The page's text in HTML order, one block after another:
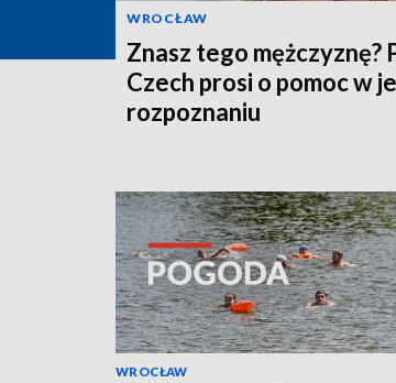
WROCŁAW
Znasz tego mężczyznę?
Czech prosi o pomoc w
rozpoznaniu
WROCŁAW